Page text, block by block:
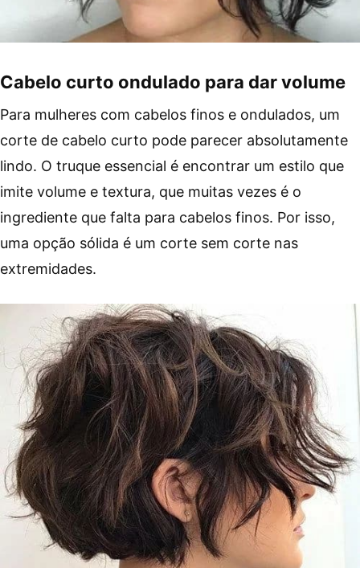
Cabelo curto ondulado para dar volume
Para mulheres com cabelos finos e ondulados, um
corte de cabelo curto pode parecer absolutamente
lindo. O truque essencial é encontrar um estilo que
imite volume e textura, que muitas vezes é o
ingrediente que falta para cabelos finos. Por isso,
uma opção sólida é um corte sem corte nas
extremidades.